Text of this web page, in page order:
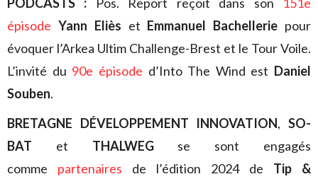
épisode Yann Eliès et Emmanuel Bachellerie pour
évoquer l’Arkea Ultim Challenge-Brest et le Tour Voile.
L’invité du 90e épisode d’Into The Wind est Daniel
Souben.
BRETAGNE DÉVELOPPEMENT INNOVATION, SO-
BAT et THALWEG se sont engagés
comme partenaires de l’édition 2024 de Tip &